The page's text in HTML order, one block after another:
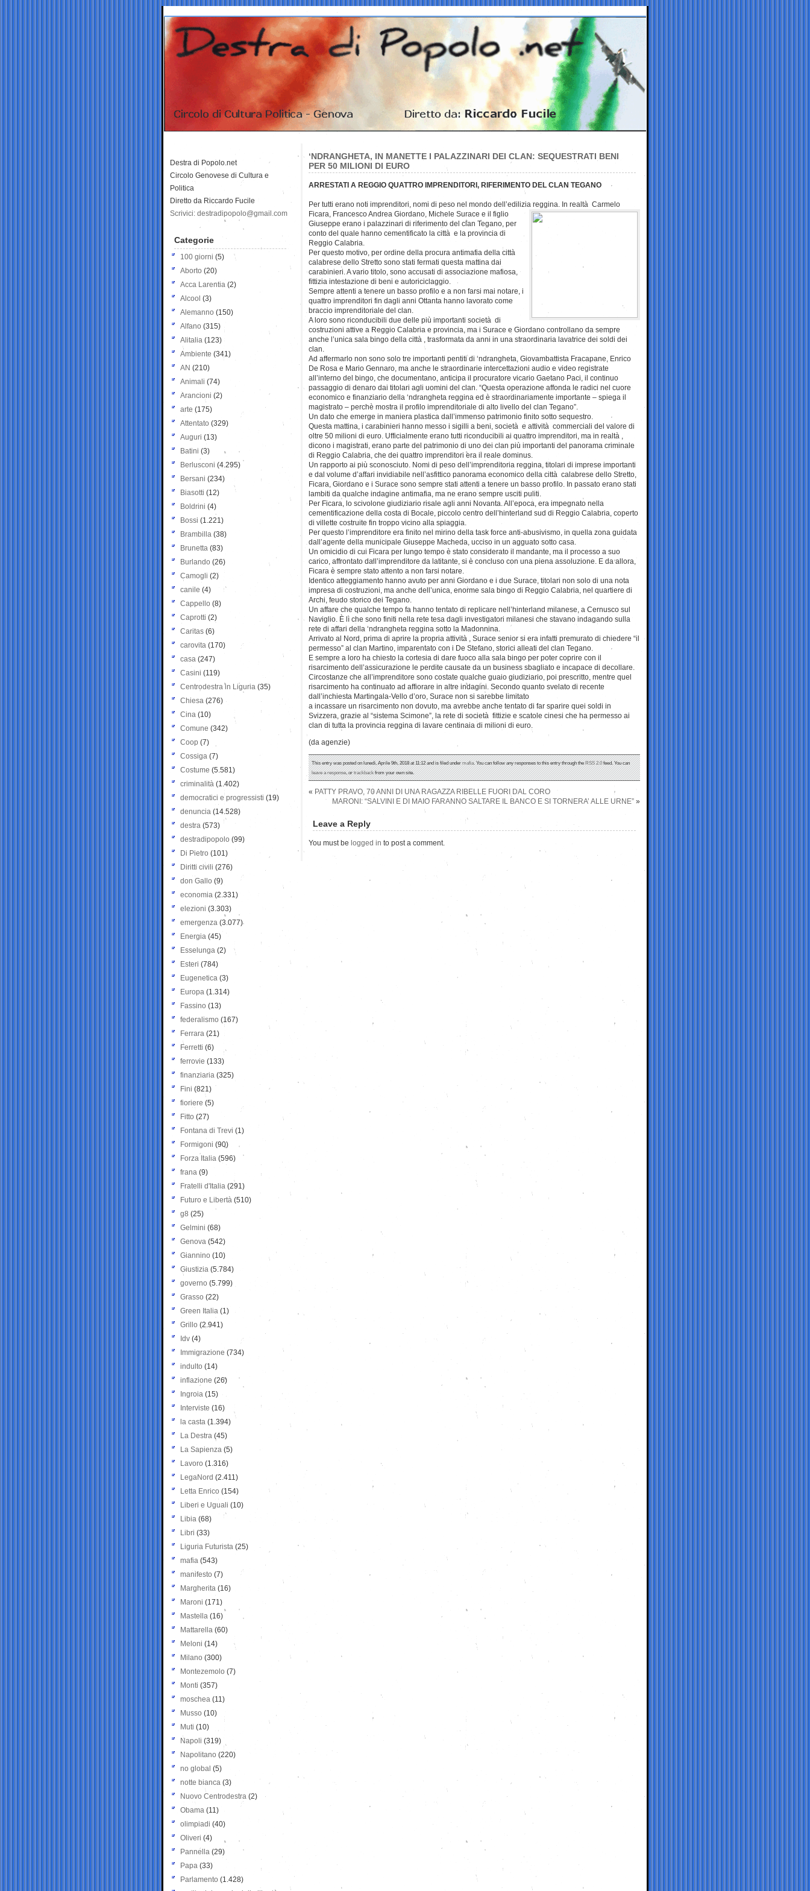
‘NDRANGHETA, IN MANETTE I PALAZZINARI DEI CLAN: SEQUESTRATI BENI
PER 50 MILIONI DI EURO
ARRESTATI A REGGIO QUATTRO IMPRENDITORI, RIFERIMENTO DEL CLAN TEGANO
Per tutti erano noti imprenditori, nomi di peso nel mondo dell’edilizia reggina. In realtà Carmelo
Ficara, Francesco Andrea Giordano, Michele Surace e il figlio
Giuseppe erano i palazzinari di riferimento del clan Tegano, per
conto del quale hanno cementificato la città e la provincia di
Reggio Calabria.
Per questo motivo, per ordine della procura antimafia della città
calabrese dello Stretto sono stati fermati questa mattina dai
carabinieri. A vario titolo, sono accusati di associazione mafiosa,
fittizia intestazione di beni e autoriciclaggio.
Sempre attenti a tenere un basso profilo e a non farsi mai notare, i
quattro imprenditori fin dagli anni Ottanta hanno lavorato come
braccio imprenditoriale del clan.
A loro sono riconducibili due delle più importanti società di
costruzioni attive a Reggio Calabria e provincia, ma i Surace e Giordano controllano da sempre
anche l’unica sala bingo della città , trasformata da anni in una straordinaria lavatrice dei soldi dei
clan.
Ad affermarlo non sono solo tre importanti pentiti di ‘ndrangheta, Giovambattista Fracapane, Enrico
De Rosa e Mario Gennaro, ma anche le straordinarie intercettazioni audio e video registrate
all’interno del bingo, che documentano, anticipa il procuratore vicario Gaetano Paci, il continuo
passaggio di denaro dai titolari agli uomini del clan. “Questa operazione affonda le radici nel cuore
economico e finanziario della ‘ndrangheta reggina ed è straordinariamente importante – spiega il
magistrato – perchè mostra il profilo imprenditoriale di alto livello del clan Tegano”.
Un dato che emerge in maniera plastica dall’immenso patrimonio finito sotto sequestro.
Questa mattina, i carabinieri hanno messo i sigilli a beni, società e attività commerciali del valore di
oltre 50 milioni di euro. Ufficialmente erano tutti riconducibili ai quattro imprenditori, ma in realtà ,
dicono i magistrati, erano parte del patrimonio di uno dei clan più importanti del panorama criminale
di Reggio Calabria, che dei quattro imprenditori era il reale dominus.
Un rapporto ai più sconosciuto. Nomi di peso dell’imprenditoria reggina, titolari di imprese importanti
e dal volume d’affari invidiabile nell’asfittico panorama economico della città calabrese dello Stretto,
Ficara, Giordano e i Surace sono sempre stati attenti a tenere un basso profilo. In passato erano stati
lambiti da qualche indagine antimafia, ma ne erano sempre usciti puliti.
Per Ficara, lo scivolone giudiziario risale agli anni Novanta. All’epoca, era impegnato nella
cementificazione della costa di Bocale, piccolo centro dell’hinterland sud di Reggio Calabria, coperto
di villette costruite fin troppo vicino alla spiaggia.
Per questo l’imprenditore era finito nel mirino della task force anti-abusivismo, in quella zona guidata
dall’agente della municipale Giuseppe Macheda, ucciso in un agguato sotto casa.
Un omicidio di cui Ficara per lungo tempo è stato considerato il mandante, ma il processo a suo
carico, affrontato dall’imprenditore da latitante, si è concluso con una piena assoluzione. E da allora,
Ficara è sempre stato attento a non farsi notare.
Identico atteggiamento hanno avuto per anni Giordano e i due Surace, titolari non solo di una nota
impresa di costruzioni, ma anche dell’unica, enorme sala bingo di Reggio Calabria, nel quartiere di
Archi, feudo storico dei Tegano.
Un affare che qualche tempo fa hanno tentato di replicare nell’hinterland milanese, a Cernusco sul
Naviglio. È lì che sono finiti nella rete tesa dagli investigatori milanesi che stavano indagando sulla
rete di affari della ‘ndrangheta reggina sotto la Madonnina.
Arrivato al Nord, prima di aprire la propria attività , Surace senior si era infatti premurato di chiedere “il
permesso” al clan Martino, imparentato con i De Stefano, storici alleati del clan Tegano.
E sempre a loro ha chiesto la cortesia di dare fuoco alla sala bingo per poter coprire con il
risarcimento dell’assicurazione le perdite causate da un business sbagliato e incapace di decollare.
Circostanze che all’imprenditore sono costate qualche guaio giudiziario, poi prescritto, mentre quel
risarcimento ha continuato ad affiorare in altre indagini. Secondo quanto svelato di recente
dall’inchiesta Martingala-Vello d’oro, Surace non si sarebbe limitato
a incassare un risarcimento non dovuto, ma avrebbe anche tentato di far sparire quei soldi in
Svizzera, grazie al “sistema Scimone”, la rete di società fittizie e scatole cinesi che ha permesso ai
clan di tutta la provincia reggina di lavare centinaia di milioni di euro.
(da agenzie)
This entry was posted on lunedì, Aprile 9th, 2018 at 11:12 and is filed undermafia. You can follow any responses to this entry through theRSS 2.0feed. You can
leave a response, ortrackbackfrom your own site.
« PATTY PRAVO, 70 ANNI DI UNA RAGAZZA RIBELLE FUORI DAL CORO
MARONI: “SALVINI E DI MAIO FARANNO SALTARE IL BANCO E SI TORNERA’ ALLE URNE” »
Leave a Reply
You must be logged in to post a comment.
Destra di Popolo.net
Circolo Genovese di Cultura e
Politica
Diretto da Riccardo Fucile
Scrivici: destradipopolo@gmail.com
Categorie
100 giorni (5)
Aborto (20)
Acca Larentia (2)
Alcool (3)
Alemanno (150)
Alfano (315)
Alitalia (123)
Ambiente (341)
AN (210)
Animali (74)
Arancioni (2)
arte (175)
Attentato (329)
Auguri (13)
Batini (3)
Berlusconi (4.295)
Bersani (234)
Biasotti (12)
Boldrini (4)
Bossi (1.221)
Brambilla (38)
Brunetta (83)
Burlando (26)
Camogli (2)
canile (4)
Cappello (8)
Caprotti (2)
Caritas (6)
carovita (170)
casa (247)
Casini (119)
Centrodestra in Liguria (35)
Chiesa (276)
Cina (10)
Comune (342)
Coop (7)
Cossiga (7)
Costume (5.581)
criminalità (1.402)
democratici e progressisti (19)
denuncia (14.528)
destra (573)
destradipopolo (99)
Di Pietro (101)
Diritti civili (276)
don Gallo (9)
economia (2.331)
elezioni (3.303)
emergenza (3.077)
Energia (45)
Esselunga (2)
Esteri (784)
Eugenetica (3)
Europa (1.314)
Fassino (13)
federalismo (167)
Ferrara (21)
Ferretti (6)
ferrovie (133)
finanziaria (325)
Fini (821)
fioriere (5)
Fitto (27)
Fontana di Trevi (1)
Formigoni (90)
Forza Italia (596)
frana (9)
Fratelli d'Italia (291)
Futuro e Libertà (510)
g8 (25)
Gelmini (68)
Genova (542)
Giannino (10)
Giustizia (5.784)
governo (5.799)
Grasso (22)
Green Italia (1)
Grillo (2.941)
Idv (4)
Immigrazione (734)
indulto (14)
inflazione (26)
Ingroia (15)
Interviste (16)
la casta (1.394)
La Destra (45)
La Sapienza (5)
Lavoro (1.316)
LegaNord (2.411)
Letta Enrico (154)
Liberi e Uguali (10)
Libia (68)
Libri (33)
Liguria Futurista (25)
mafia (543)
manifesto (7)
Margherita (16)
Maroni (171)
Mastella (16)
Mattarella (60)
Meloni (14)
Milano (300)
Montezemolo (7)
Monti (357)
moschea (11)
Musso (10)
Muti (10)
Napoli (319)
Napolitano (220)
no global (5)
notte bianca (3)
Nuovo Centrodestra (2)
Obama (11)
olimpiadi (40)
Oliveri (4)
Pannella (29)
Papa (33)
Parlamento (1.428)